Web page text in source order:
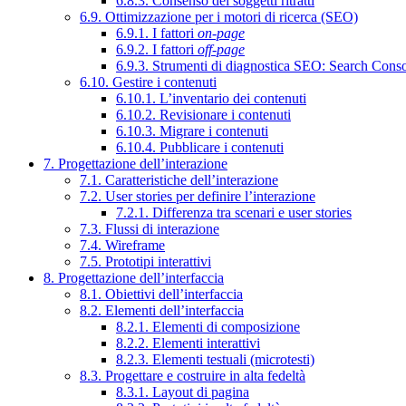
6.9. Ottimizzazione per i motori di ricerca (SEO)
6.9.1. I fattori on-page
6.9.2. I fattori off-page
6.9.3. Strumenti di diagnostica SEO: Search
6.10. Gestire i contenuti
6.10.1. L’inventario dei contenuti
6.10.2. Revisionare i contenuti
6.10.3. Migrare i contenuti
6.10.4. Pubblicare i contenuti
7. Progettazione dell’interazione
7.1. Caratteristiche dell’interazione
7.2. User stories per definire l’interazione
7.2.1. Differenza tra scenari e user stories
7.3. Flussi di interazione
7.4. Wireframe
7.5. Prototipi interattivi
8. Progettazione dell’interfaccia
8.1. Obiettivi dell’interfaccia
8.2. Elementi dell’interfaccia
8.2.1. Elementi di composizione
8.2.2. Elementi interattivi
8.2.3. Elementi testuali (microtesti)
8.3. Progettare e costruire in alta fedeltà
8.3.1. Layout di pagina